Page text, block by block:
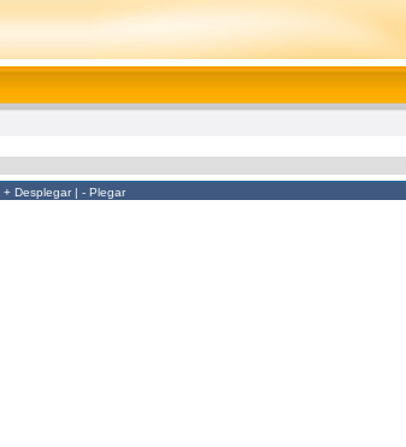
+ Desplegar| - Plegar